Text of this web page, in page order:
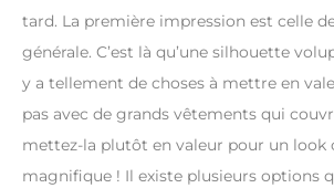
tard. La première impression est celle
générale. C’est là qu’une silhouette
y a tellement de choses à mettre en
pas avec de grands vêtements qui
mettez-la plutôt en valeur pour un look
magnifique ! Il existe plusieurs options